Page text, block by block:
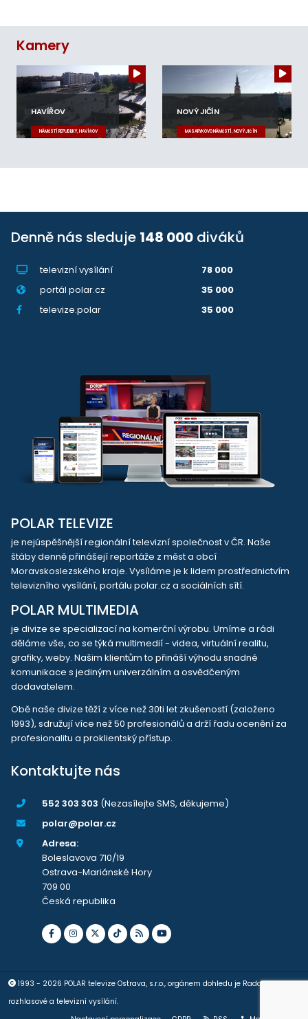
Kamery
HAVÍŘOV
NÁMĚSTÍ REPUBLIKY, HAVÍŘOV
NOVÝ JIČÍN
MASARYKOVO NÁMĚSTÍ, NOVÝ JIČÍN
Denně nás sleduje 148 000 diváků
televizní vysílání
78 000
portál polar.cz
35 000
televize.polar
35 000
POLAR TELEVIZE
je nejúspěšnější regionální televizní společnost v ČR. Naše
štáby denně přinášejí reportáže z měst a obcí
Moravskoslezského kraje. Vysíláme je k lidem prostřednictvím
televizního vysílání, portálu polar.cz a sociálních sítí.
POLAR MULTIMEDIA
je divize se specializací na komerční výrobu. Umíme a rádi
děláme vše, co se týká multimedií - videa, virtuální realitu,
grafiky, weby. Našim klientům to přináší výhodu snadné
komunikace s jediným univerzálním a osvědčeným
dodavatelem.
Obě naše divize těží z více než 30ti let zkušeností (založeno
1993), sdružují více než 50 profesionálů a drží řadu ocenění za
profesionalitu a proklientský přístup.
Kontaktujte nás
552 303 303 (Nezasílejte SMS, děkujeme)
polar@polar.cz
Adresa:
Boleslavova 710/19
Ostrava-Mariánské Hory
709 00
Česká republika
1993 - 2026 POLAR televize Ostrava, s.r.o., orgánem dohledu je Rada pro
rozhlasové a televizní vysílání.